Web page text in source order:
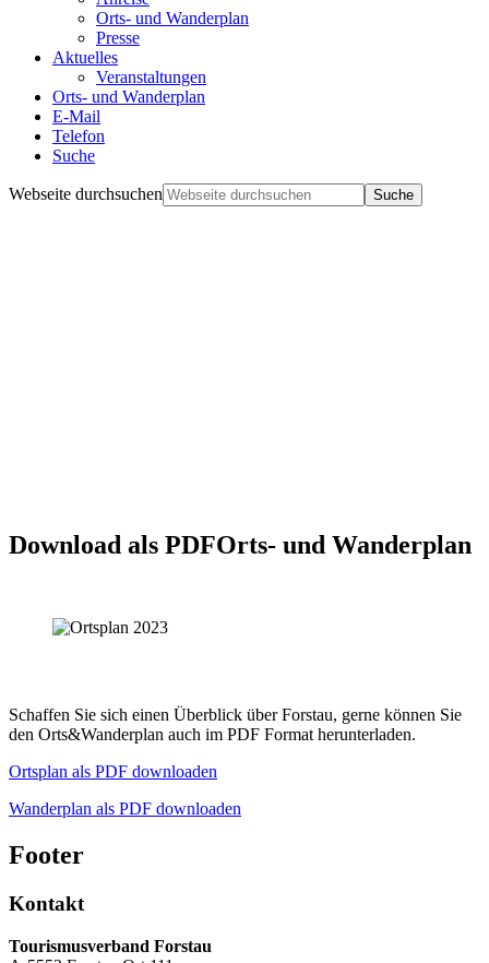
Orts- und Wanderplan
Presse
Aktuelles
Veranstaltungen
Orts- und Wanderplan
E-Mail
Telefon
Suche
Webseite durchsuchen
Download als PDFOrts- und Wanderplan
Schaffen Sie sich einen Überblick über Forstau, gerne können Sie
den Orts&Wanderplan auch im PDF Format herunterladen.
Ortsplan als PDF downloaden
Wanderplan als PDF downloaden
Footer
Kontakt
Tourismusverband Forstau